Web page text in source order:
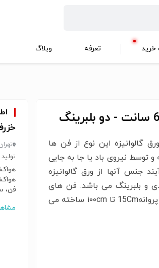
خرید تعرفه وبلاگ
گالوانیزه این نوع از فن ها
و توسط نیروی باد یا جا به جایی
جنس آنها از ورق گالوانیزه
و بلبرینگ می باشد. فن های
بادی در سایز های مختلف از قطر پروانه15Cm تا ۱۰۰cm ساخته می
خدمات
فن،